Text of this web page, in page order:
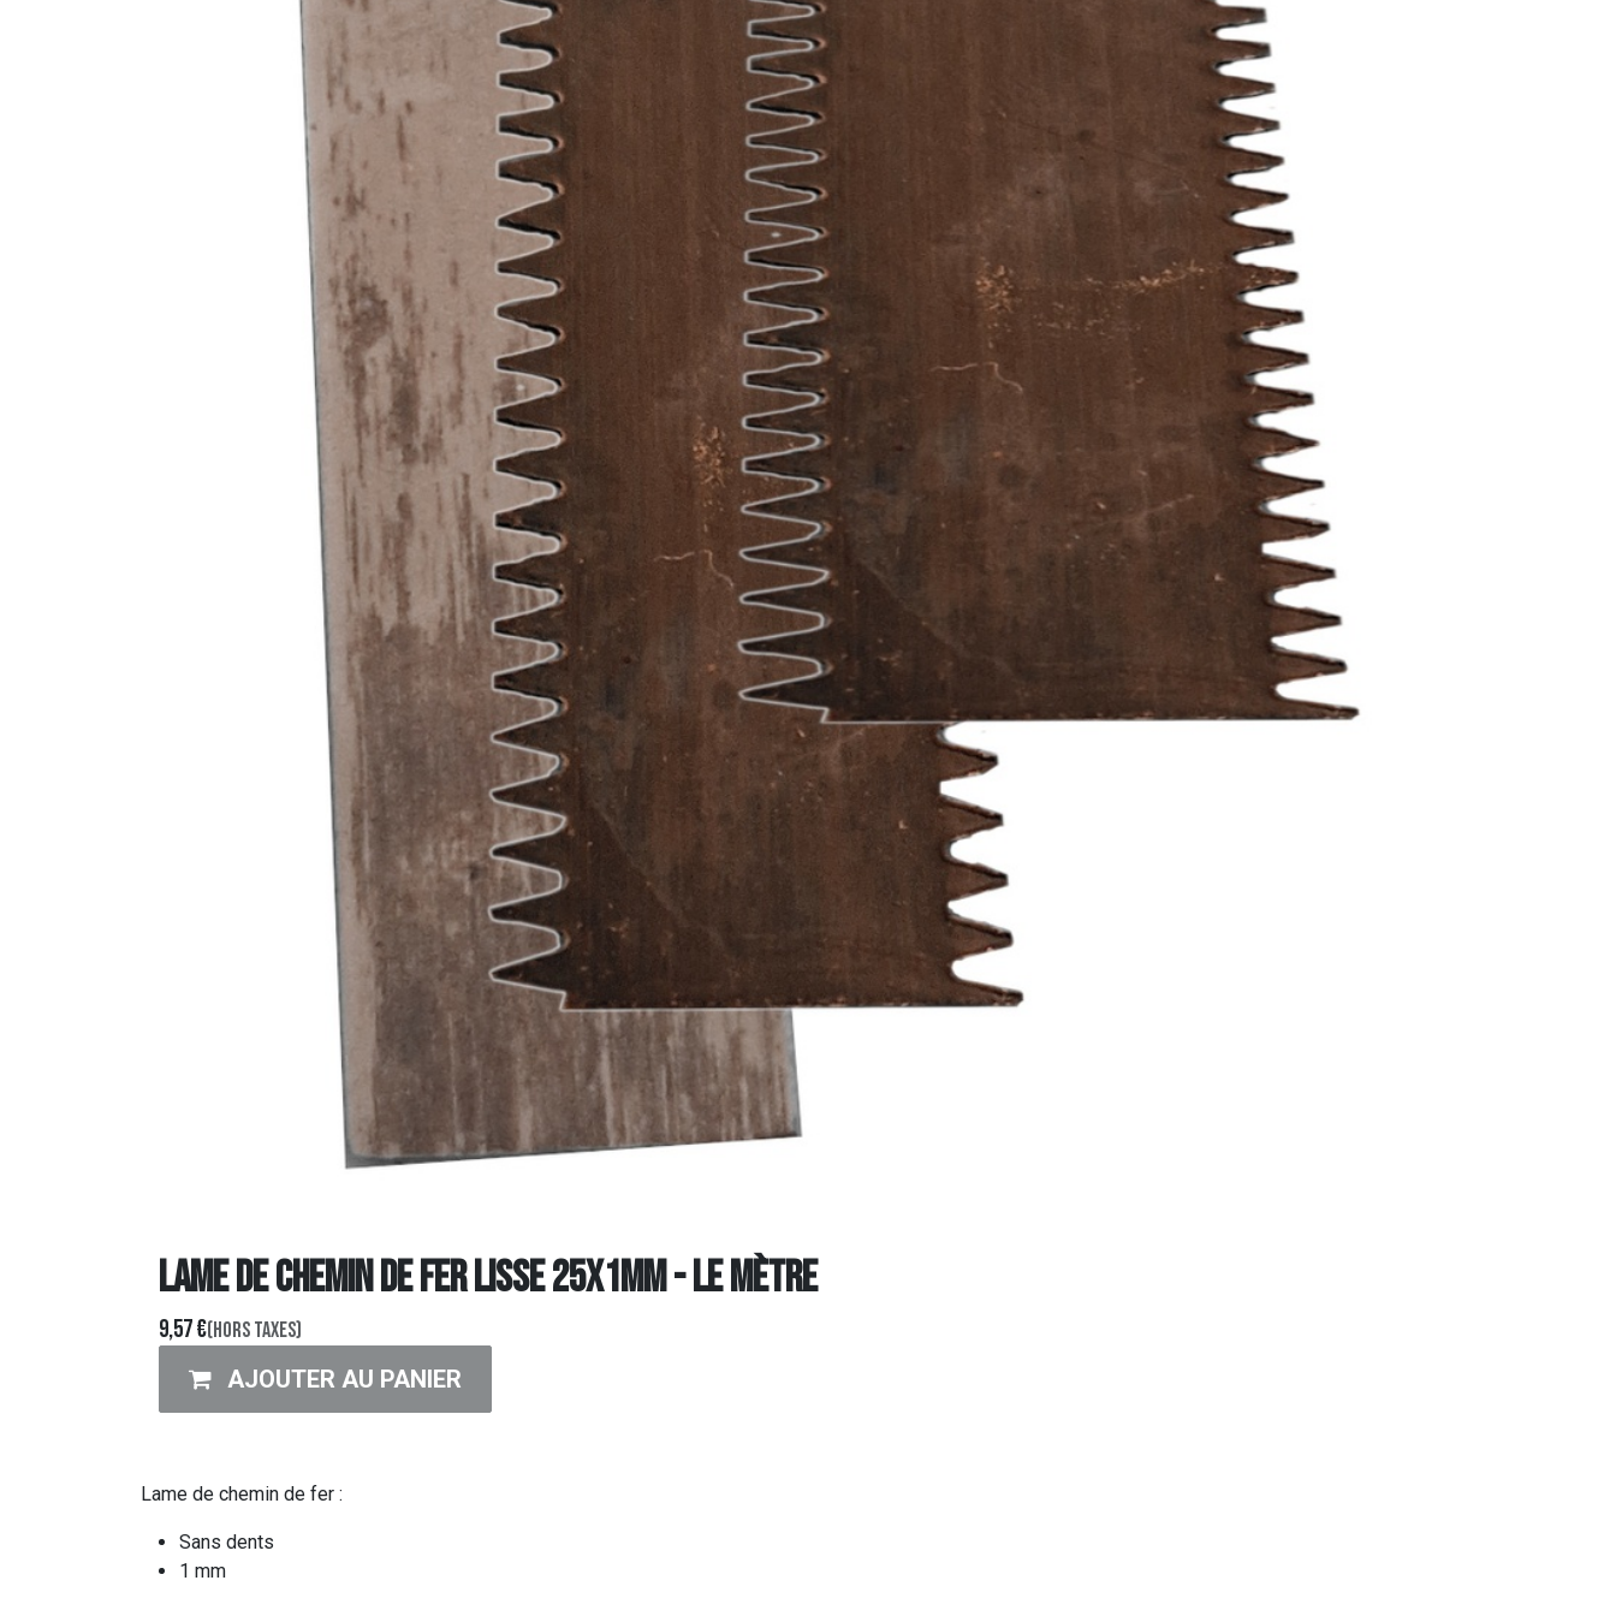
LAME DE CHEMIN DE FER LISSE 25x1mm - Le mètre
9,57€(Hors taxes)
AJOUTER AU PANIER
Lame de chemin de fer :
Sans dents
1 mm